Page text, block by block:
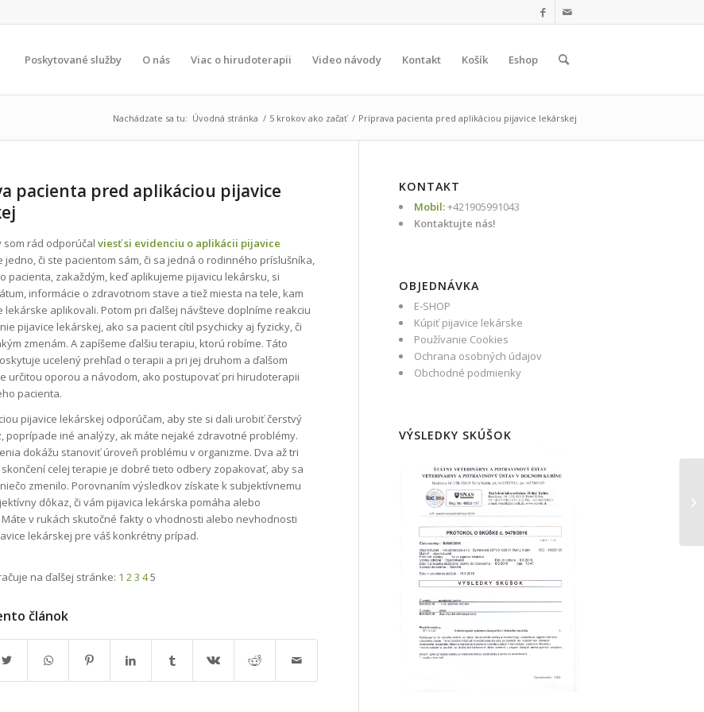
Poskytované služby O nás Viac o hirudoterapii Video návody Kontakt Košík Eshop
Nachádzate sa tu: Úvodná stránka / 5 krokov ako začať / Príprava pacienta pred aplikáciou pijavice lekárskej
pacienta pred aplikáciou pijavice
som rád odporúčal viesť si evidenciu o aplikácii pijavice
jedno, či ste pacientom sám, či sa jedná o rodinného príslušníka,
pacienta, zakaždým, keď aplikujeme pijavicu lekársku, si
informácie o zdravotnom stave a tiež miesta na tele, kam
lekárske aplikovali. Potom pri ďalšej návšteve doplníme reakciu
pijavice lekárskej, ako sa pacient cítil psychicky aj fyzicky, či
zmenám. A zapíšeme ďalšiu terapiu, ktorú robíme. Táto
ucelený prehľad o terapii a pri jej druhom a ďalšom
určitou oporou a návodom, ako postupovať pri hirudoterapii
pacienta.
pijavice lekárskej odporúčam, aby ste si dali urobiť čerstvý
poprípade iné analýzy, ak máte nejaké zdravotné problémy.
dokážu stanoviť úroveň problému v organizme. Dva až tri
celej terapie je dobré tieto odbery zopakovať, aby sa
zmenilo. Porovnaním výsledkov získate k subjektívnemu
dôkaz, či vám pijavica lekárska pomáha alebo
v rukách skutočné fakty o vhodnosti alebo nevhodnosti
lekárskej pre váš konkrétny prípad.
na ďalšej stránke: 1 23 45
článok
KONTAKT
Mobil:+421905991043
Kontaktujte nás!
OBJEDNÁVKA
E-SHOP
Kúpiť pijavice lekárske
Používanie Cookies
Ochrana osobných údajov
Obchodné podmienky
VÝSLEDKY SKÚŠOK